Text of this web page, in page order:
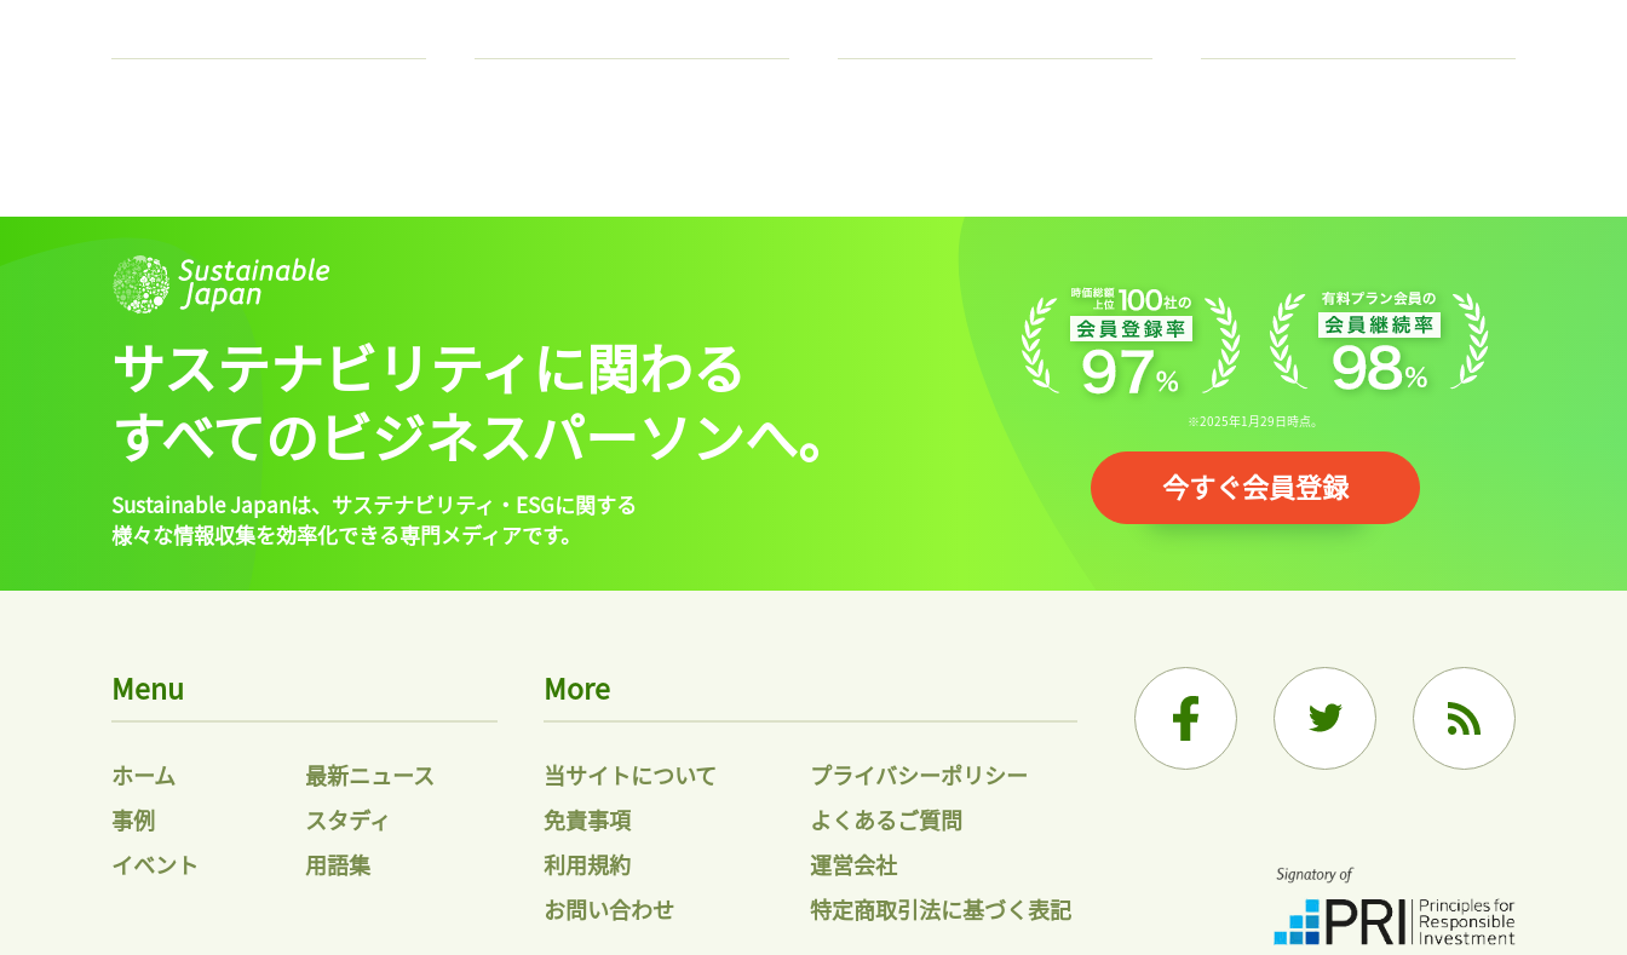
サステナビリティに関わる
すべてのビジネスパーソンへ。
Sustainable Japanは、 サステナビリティ・ESGに関する
様々な情報収集を効率化できる専門メディアです。
※2025年1月29日時点。
今すぐ会員登録
Menu
ホーム
最新ニュース
事例
スタディ
イベント
用語集
More
当サイトについて
プライバシーポリシー
免責事項
よくあるご質問
利用規約
運営会社
お問い合わせ
特定商取引法に基づく表記